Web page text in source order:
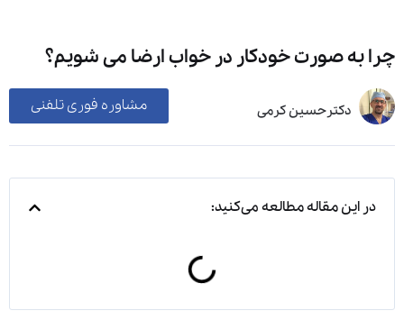
چرا به صورت خودکار در خواب ارضا می شویم؟
دکترحسین کرمی مشاوره فوری تلفنی
در این مقاله مطالعه می‌کنید: